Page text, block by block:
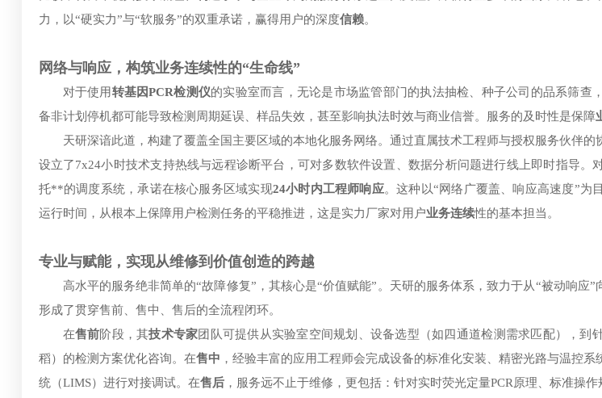
力，以“硬实力”与“软服务”的双重承诺，赢得用户的深度信赖。
网络与响应，构筑业务连续性的“生命线”
对于使用转基因PCR检测仪的实验室而言，无论是市场监管部门的执法抽检、种子公司的品系筛查
备非计划停机都可能导致检测周期延误、样品失效，甚至影响执法时效与商业信誉。服务的及时性是保障
天研深谙此道，构建了覆盖全国主要区域的本地化服务网络。通过直属技术工程师与授权服务伙伴
设立了7x24小时技术支持热线与远程诊断平台，可对多数软件设置、数据分析问题进行线上即时指导。
托**的调度系统，承诺在核心服务区域实现24小时内工程师响应。这种以“网络广覆盖、响应高速度”为
运行时间，从根本上保障用户检测任务的平稳推进，这是实力厂家对用户业务连续性的基本担当。
专业与赋能，实现从维修到价值创造的跨越
高水平的服务绝非简单的“故障修复”，其核心是“价值赋能”。天研的服务体系，致力于从“被动响应”
形成了贯穿售前、售中、售后的全流程闭环。
在售前阶段，其技术专家团队可提供从实验室空间规划、设备选型（如四通道检测需求匹配），到
稻）的检测方案优化咨询。在售中 ，经验丰富的应用工程师会完成设备的标准化安装、精密光路与温控
统（LIMS）进行对接调试。在售后，服务远不止于维修，更包括：针对实时荧光定量PCR原理、标准操